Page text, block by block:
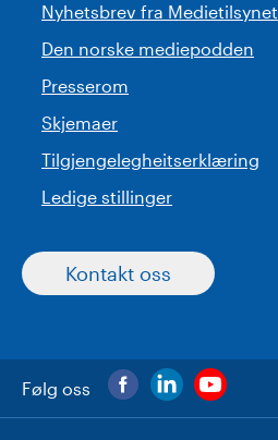
Nyhetsbrev fra Medietilsynet
Den norske mediepodden
Presserom
Skjemaer
Tilgjengelegheitserklæring
Ledige stillinger
Kontakt oss
Følg oss